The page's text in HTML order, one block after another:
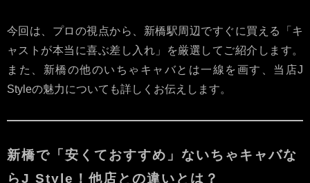
今回は、プロの視点から、新橋駅周辺ですぐに買える「キ
ャストが本当に喜ぶ差し入れ」を厳選してご紹介します。
また、新橋の他のいちゃキャバとは一線を画す、当店J
Styleの魅力についても詳しくお伝えします。
新橋で「安くておすすめ」ないちゃキャバな
らJ Style！他店との違いとは？